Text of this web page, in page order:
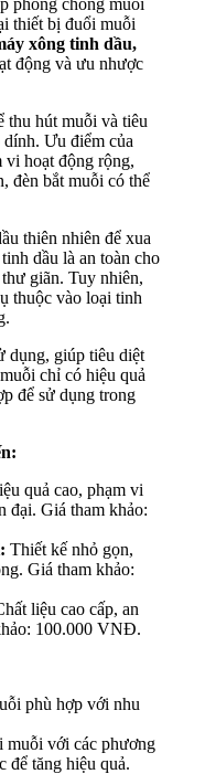
phòng chống muỗi
thiết bị đuổi muỗi
xông tinh dầu,
động và ưu nhược
thu hút muỗi và tiêu
Ưu điểm của
vi hoạt động rộng,
đèn bắt muỗi có thể
thiên nhiên để xua
dầu là an toàn cho
giãn. Tuy nhiên,
thuộc vào loại tinh
dụng, giúp tiêu diệt
chỉ có hiệu quả
để sử dụng trong
quả cao, phạm vi
đại. Giá tham khảo:
Thiết kế nhỏ gọn,
Giá tham khảo:
liệu cao cấp, an
100.000 VNĐ.
phù hợp với nhu
muỗi với các phương
để tăng hiệu quả.